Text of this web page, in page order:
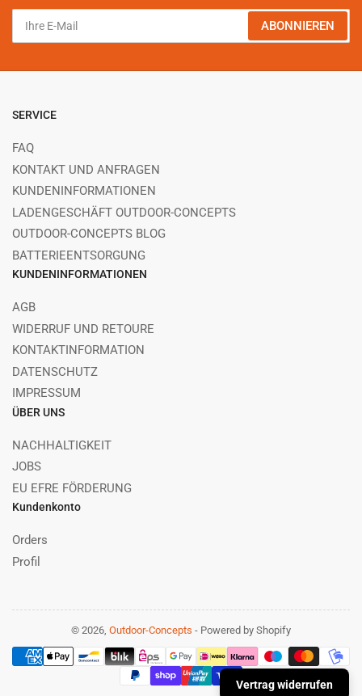
Mail
ABONNIEREN
SERVICE
FAQ
KONTAKT UND ANFRAGEN
KUNDENINFORMATIONEN
LADENGESCHÄFT OUTDOOR-CONCEPTS
OUTDOOR-CONCEPTS BLOG
BATTERIEENTSORGUNG
KUNDENINFORMATIONEN
AGB
WIDERRUF UND RETOURE
KONTAKTINFORMATION
DATENSCHUTZ
IMPRESSUM
ÜBER UNS
NACHHALTIGKEIT
JOBS
EU EFRE FÖRDERUNG
Kundenkonto
Orders
Profil
© 2026, Outdoor-Concepts - Powered by Shopify
Zahlungsmethoden
Vertrag widerrufen